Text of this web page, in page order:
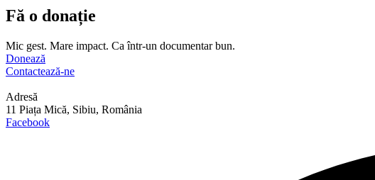
Fă o donație
Mic gest. Mare impact. Ca într-un documentar bun.
Donează
Contactează-ne
Adresă
11 Piața Mică, Sibiu, România
Facebook